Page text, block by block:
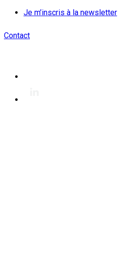
Je m’inscris à la newsletter
Contact